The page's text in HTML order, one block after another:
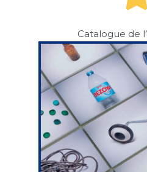
Catalogue de